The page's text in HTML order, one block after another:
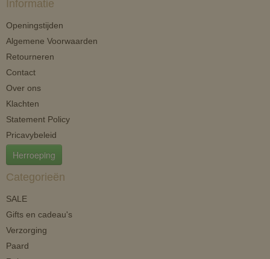
Informatie
Openingstijden
Algemene Voorwaarden
Retourneren
Contact
Over ons
Klachten
Statement Policy
Pricavybeleid
Herroeping
Categorieën
SALE
Gifts en cadeau's
Verzorging
Paard